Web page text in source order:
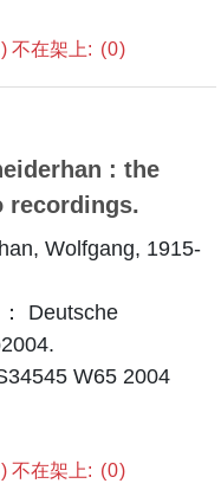
不在架上: 0
: the
recordings.
Wolfgang, 1915-
Deutsche
W65 2004
不在架上: 0